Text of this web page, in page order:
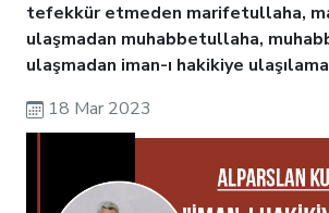
tefekkür etmeden marifetullaha,
ulaşmadan muhabbetullaha,
ulaşmadan iman-ı hakikiye
18 Mar 2023